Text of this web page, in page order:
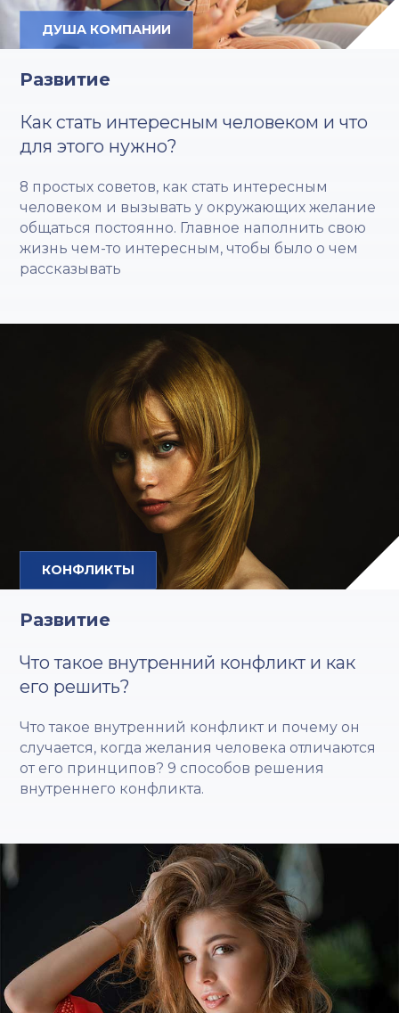
ДУША КОМПАНИИ
Развитие
Как стать интересным человеком и что
для этого нужно?
8 простых советов, как стать интересным
человеком и вызывать у окружающих желание
общаться постоянно. Главное наполнить свою
жизнь чем-то интересным, чтобы было о чем
рассказывать
КОНФЛИКТЫ
Развитие
Что такое внутренний конфликт и как
его решить?
Что такое внутренний конфликт и почему он
случается, когда желания человека отличаются
от его принципов? 9 способов решения
внутреннего конфликта.